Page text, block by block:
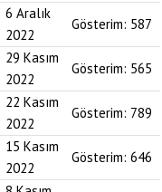
6 Aralık
2022
Gösterim: 587
29 Kasım
2022
Gösterim: 565
22 Kasım
2022
Gösterim: 789
15 Kasım
2022
Gösterim: 646